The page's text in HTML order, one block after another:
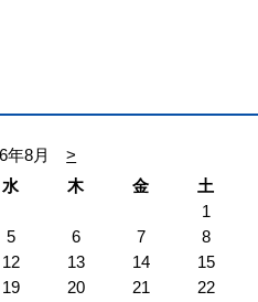
年8月
>
水 木 金
土
1
5 6 7
8
12 13 14
15
19 20 21
22